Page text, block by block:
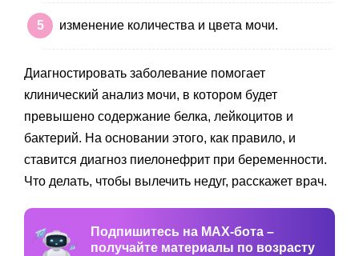
изменение количества и цвета мочи.
Диагностировать заболевание помогает
клинический анализ мочи, в котором будет
превышено содержание белка, лейкоцитов и
бактерий. На основании этого, как правило, и
ставится диагноз пиелонефрит при беременности.
Что делать, чтобы вылечить недуг, расскажет врач.
Подпишитесь на MAX-бота –
получайте материалы по возрасту